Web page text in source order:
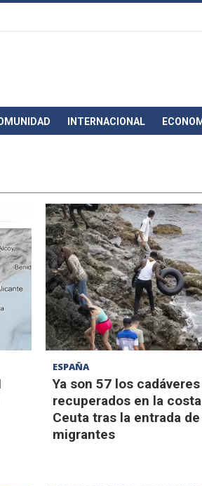
INTERNACIONAL
ESPAÑA
Ya son 57 los cadáveres
recuperados en la
Ceuta tras la entrada de
migrantes